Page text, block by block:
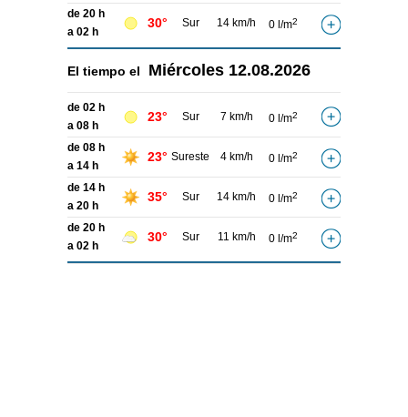
de 20 h
a 02 h
30° Sur 14 km/h 0 l/m2
El tiempo el Miércoles 12.08.2026
de 02 h
a 08 h
23° Sur 7 km/h 0 l/m2
de 08 h
a 14 h
23° Sureste 4 km/h 0 l/m2
de 14 h
a 20 h
35° Sur 14 km/h 0 l/m2
de 20 h
a 02 h
30° Sur 11 km/h 0 l/m2